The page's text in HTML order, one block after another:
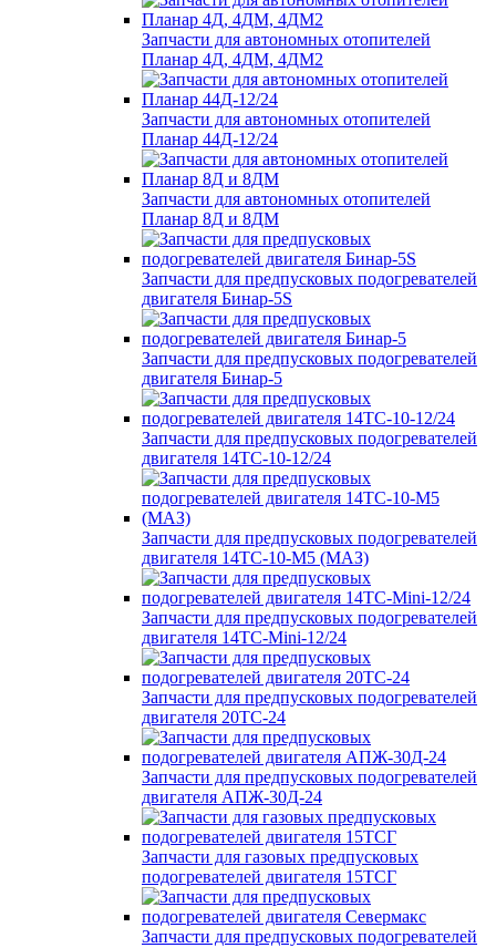
Запчасти для автономных отопителей
Планар 4Д, 4ДМ, 4ДМ2
Запчасти для автономных отопителей
Планар 44Д-12/24
Запчасти для автономных отопителей
Планар 8Д и 8ДМ
Запчасти для предпусковых подогревателей
двигателя Бинар-5S
Запчасти для предпусковых подогревателей
двигателя Бинар-5
Запчасти для предпусковых подогревателей
двигателя 14ТС-10-12/24
Запчасти для предпусковых подогревателей
двигателя 14ТС-10-М5 (МАЗ)
Запчасти для предпусковых подогревателей
двигателя 14ТС-Mini-12/24
Запчасти для предпусковых подогревателей
двигателя 20ТС-24
Запчасти для предпусковых подогревателей
двигателя АПЖ-30Д-24
Запчасти для газовых предпусковых
подогревателей двигателя 15ТСГ
Запчасти для предпусковых подогревателей